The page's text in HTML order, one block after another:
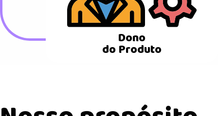
Dono
do Produto